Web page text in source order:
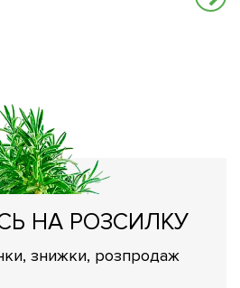
НА РОЗСИЛКУ
знижки, розпродаж